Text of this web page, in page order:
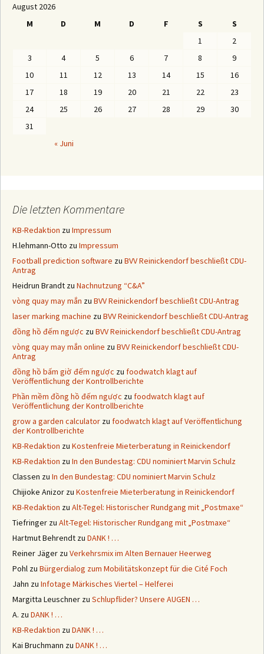
n
August 2026
M
D M D F S S
« Juni
1
2
3
4 5 6 7 8
9
10
11 12 13 14 15
16
17
18 19 20 21 22
23
24
25 26 27 28 29
30
31
Die letzten Kommentare
KB-Redaktion zu Impressum
H.lehmann-Otto zu Impressum
Football prediction software zu BVV Reinickendorf beschließt CDU-
Antrag
Heidrun Brandt zu Nachnutzung “C&A”
vòng quay may mắn zu BVV Reinickendorf beschließt CDU-Antrag
laser marking machine zu BVV Reinickendorf beschließt CDU-Antrag
đồng hồ đếm ngược zu BVV Reinickendorf beschließt CDU-Antrag
vòng quay may mắn online zu BVV Reinickendorf beschließt CDU-
Antrag
đồng hồ bấm giờ đếm ngược zu foodwatch klagt auf
Veröffentlichung der Kontrollberichte
Phần mềm đồng hồ đếm ngược zu foodwatch klagt auf
Veröffentlichung der Kontrollberichte
grow a garden calculator zu foodwatch klagt auf Veröffentlichung
der Kontrollberichte
KB-Redaktion zu Kostenfreie Mieterberatung in Reinickendorf
KB-Redaktion zu In den Bundestag: CDU nominiert Marvin Schulz
Classen zu In den Bundestag: CDU nominiert Marvin Schulz
Chijioke Anizor zu Kostenfreie Mieterberatung in Reinickendorf
KB-Redaktion zu Alt-Tegel: Historischer Rundgang mit „Postmaxe“
Tiefringer zu Alt-Tegel: Historischer Rundgang mit „Postmaxe“
Hartmut Behrendt zu DANK ! …
Reiner Jäger zu Verkehrsmix im Alten Bernauer Heerweg
Pohl zu Bürgerdialog zum Mobilitätskonzept für die Cité Foch
Jahn zu Infotage Märkisches Viertel – Helferei
Margitta Leuschner zu Schlupflider? Unsere AUGEN …
A. zu DANK ! …
KB-Redaktion zu DANK ! …
Kai Bruchmann zu DANK ! …